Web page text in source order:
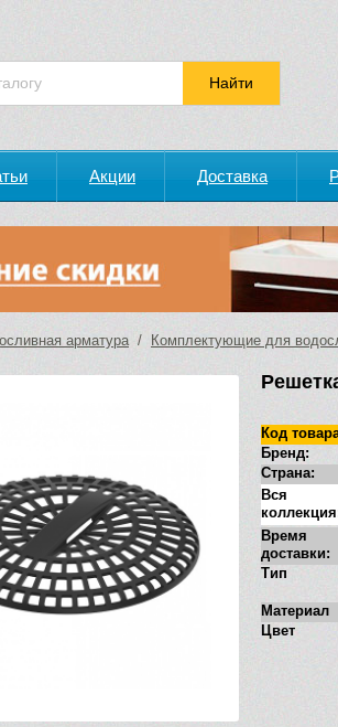
Акции Доставка
арматура/ Комплектующие для
Код
Бренд:
Страна:
Вся
Время
доставки:
Тип
Материал
Цвет